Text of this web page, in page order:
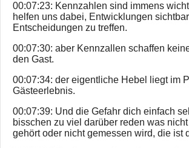
00:07:23: Kennzahlen sind immens
helfen uns dabei, Entwicklungen
Entscheidungen zu treffen.
00:07:30: aber Kennzallen schaffen
den Gast.
00:07:34: der eigentliche Hebel liegt im
Gästeerlebnis.
00:07:39: Und die Gefahr dich einfach
bisschen zu viel darüber reden was
gehört oder nicht gemessen wird, die ist